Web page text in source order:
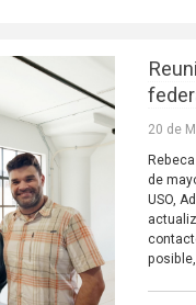
20 de
de
USO,